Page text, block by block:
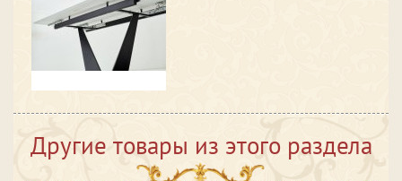
Другие товары из этого раздела